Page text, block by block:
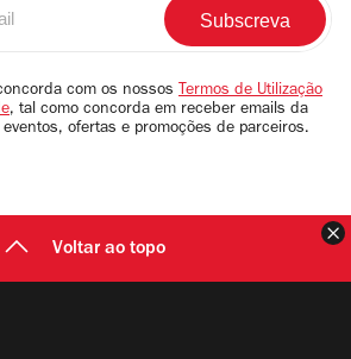
com os nossos Termos de Utilização
, tal como concorda em receber emails da
ofertas e promoções de parceiros.
Voltar ao topo